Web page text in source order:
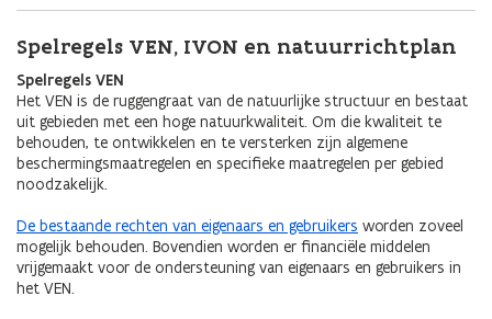
Spelregels VEN, IVON en natuurrichtplan
Spelregels VEN
Het VEN is de ruggengraat van de natuurlijke structuur en bestaat
uit gebieden met een hoge natuurkwaliteit. Om die kwaliteit te
behouden, te ontwikkelen en te versterken zijn algemene
beschermingsmaatregelen en specifieke maatregelen per gebied
noodzakelijk.
De bestaande rechten van eigenaars en gebruikers worden zoveel
mogelijk behouden. Bovendien worden er financiële middelen
vrijgemaakt voor de ondersteuning van eigenaars en gebruikers in
het VEN.